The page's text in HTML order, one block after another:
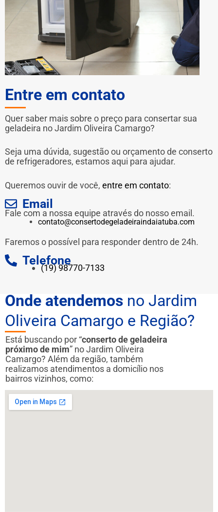
Entre em contato
Quer saber mais sobre o preço para consertar sua
geladeira no Jardim Oliveira Camargo?
Seja uma dúvida, sugestão ou orçamento de conserto
de refrigeradores, estamos aqui para ajudar.
Queremos ouvir de você, entre em contato:
Email
Fale com a nossa equipe através do nosso email.
contato@consertodegeladeiraindaiatuba.com
Faremos o possível para responder dentro de 24h.
Telefone
(19) 98770-7133
Onde atendemos no Jardim
Oliveira Camargo e Região?
Está buscando por “conserto de geladeira
próximo de mim” no Jardim Oliveira
Camargo? Além da região, também
realizamos atendimentos a domicílio nos
bairros vizinhos, como: